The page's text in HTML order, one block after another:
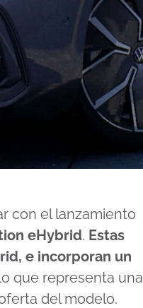
con el lanzamiento
eHybrid. Estas
e incorporan un
que representa una
del modelo.